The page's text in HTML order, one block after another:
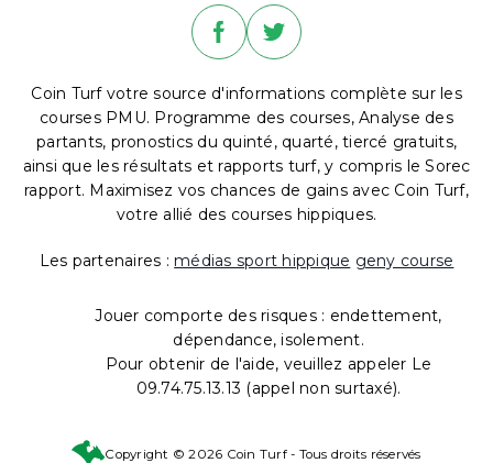
Coin Turf votre source d'informations complète sur les
courses PMU. Programme des courses, Analyse des
partants, pronostics du quinté, quarté, tiercé gratuits,
ainsi que les résultats et rapports turf, y compris le Sorec
rapport. Maximisez vos chances de gains avec Coin Turf,
votre allié des courses hippiques.
Les partenaires : médias sport hippique geny course
Jouer comporte des risques : endettement,
dépendance, isolement.
Pour obtenir de l'aide, veuillez appeler Le
09.74.75.13.13 (appel non surtaxé).
Copyright © 2026 Coin Turf - Tous droits réservés